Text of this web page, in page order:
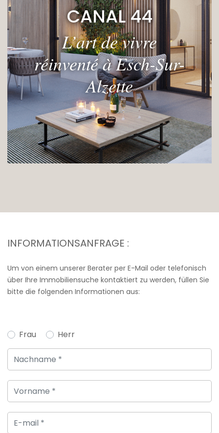
CANAL 44
L’art de vivre
réinventé à Esch-Sur-
Alzette
INFORMATIONSANFRAGE :
Um von einem unserer Berater per E-Mail oder telefonisch
über Ihre Immobiliensuche kontaktiert zu werden, füllen Sie
bitte die folgenden Informationen aus:
Frau Herr